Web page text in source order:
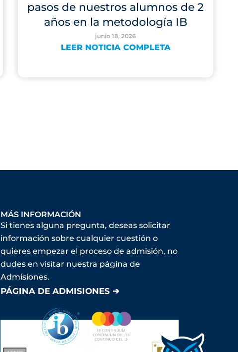
pasos de nuestros alumnos de 2
años en la metodología IB
junio 18, 2026
LEER NOTICIA COMPLETA
MÁS INFORMACIÓN
Si tienes alguna pregunta, deseas solicitar
información sobre cualquier cuestión o
quieres empezar el proceso de admisión, no
dudes en visitar nuestra página de
Admisiones.
PÁGINA DE ADMISIONES ➔